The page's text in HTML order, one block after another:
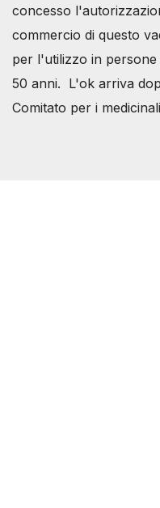
concesso
commercio di questo
per l'utilizzo in
50 anni. L'ok arriva
Comitato per i